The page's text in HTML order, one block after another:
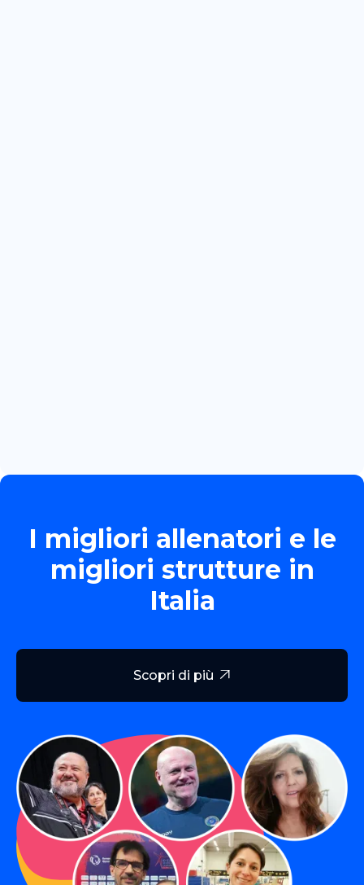
I migliori allenatori e le
migliori strutture in
Italia
Scopri di più 